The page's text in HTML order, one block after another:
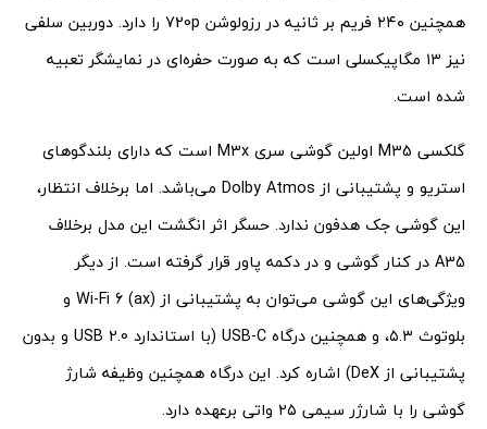
همچنین ۲۴۰ فریم بر ثانیه در رزولوشن 720p را دارد. دوربین سلفی
نیز ۱۳ مگاپیکسلی است که به صورت حفره‌ای در نمایشگر تعبیه
شده است.
گلکسی M35 اولین گوشی سری M3x است که دارای بلندگوهای
استریو و پشتیبانی از Dolby Atmos می‌باشد. اما برخلاف انتظار،
این گوشی جک هدفون ندارد. حسگر اثر انگشت این مدل برخلاف
A35 در کنار گوشی و در دکمه پاور قرار گرفته است. از دیگر
ویژگی‌های این گوشی می‌توان به پشتیبانی از Wi-Fi 6 (ax) و
بلوتوث ۵.۳، و همچنین درگاه USB-C (با استاندارد USB 2.0 و بدون
پشتیبانی از DeX) اشاره کرد. این درگاه همچنین وظیفه شارژ
گوشی را با شارژر سیمی ۲۵ واتی برعهده دارد.